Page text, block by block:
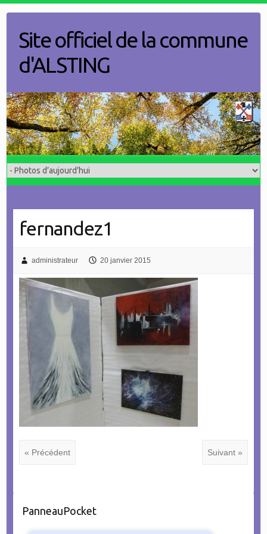
contentSite officiel de la commune
d'ALSTING
fernandez1
administrateur 20 janvier 2015
« Précédent Suivant »
PanneauPocket